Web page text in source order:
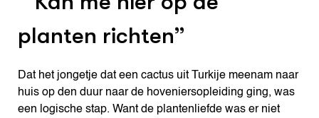
planten richten”
Dat het jongetje dat een cactus uit Turkije meenam naar
huis op den duur naar de hoveniersopleiding ging, was
een logische stap. Want de plantenliefde was er niet